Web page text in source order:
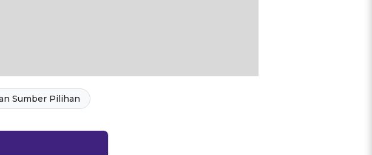
Sumber Pilihan